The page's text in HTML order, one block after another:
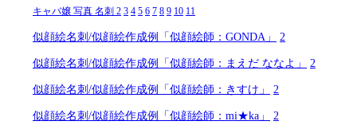
キャバ嬢 写真 名刺 2 3 4 5 6 7 8 9 10 11
似顔絵名刺/似顔絵作成例「似顔絵師：GONDA」 2
似顔絵名刺/似顔絵作成例「似顔絵師：まえだ ななよ」 2
似顔絵名刺/似顔絵作成例「似顔絵師：きすけ」 2
似顔絵名刺/似顔絵作成例「似顔絵師：mi★ka」 2